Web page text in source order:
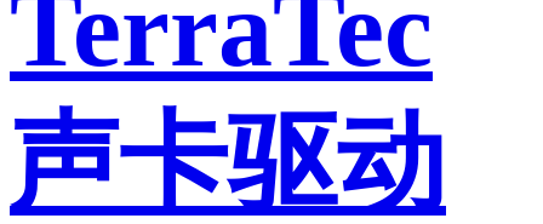
TerraTec
声卡驱动